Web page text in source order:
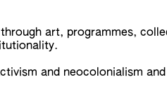
art, programmes,
and neocolonialism